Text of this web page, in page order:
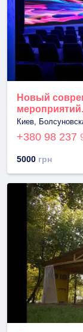
Новый
Киев,
+380 98 237
5000 грн